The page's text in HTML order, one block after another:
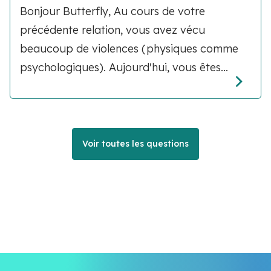
Bonjour Butterfly, Au cours de votre
précédente relation, vous avez vécu
beaucoup de violences (physiques comme
psychologiques). Aujourd'hui, vous êtes...
Voir toutes les questions